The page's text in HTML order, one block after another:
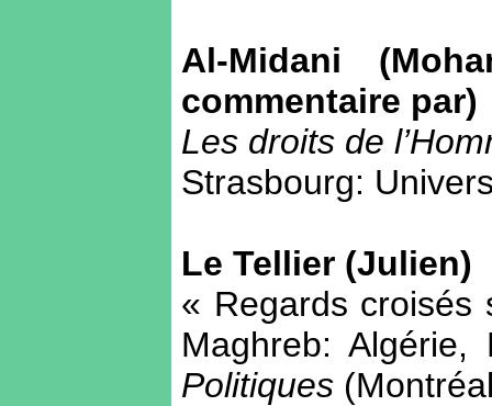
Al-Midani
commentaire par)
Les droits de
Strasbourg:
Le Tellier (Julien)
« Regards croisés
Maghreb:
Politiques